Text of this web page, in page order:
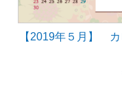
【2019年５月】